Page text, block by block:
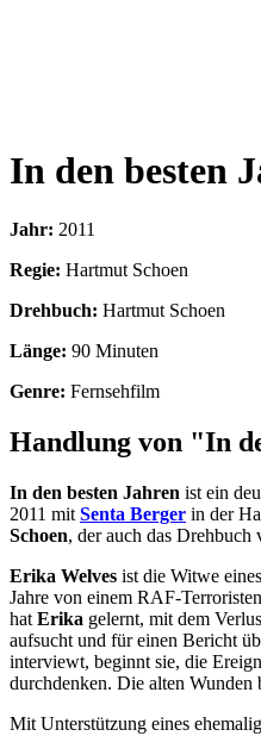
In den besten
Jahr: 2011
Regie: Hartmut Schoen
Drehbuch: Hartmut Schoen
Länge: 90 Minuten
Genre: Fernsehfilm
Handlung von "In
In den besten Jahren ist ein
2011 mit Senta Berger in der
Schoen, der auch das Drehbuch
Erika Welves ist die Witwe
Jahre von einem RAF-
hat Erika gelernt, mit dem
aufsucht und für einen Bericht
interviewt, beginnt sie, die
durchdenken. Die alten Wunden
Mit Unterstützung eines